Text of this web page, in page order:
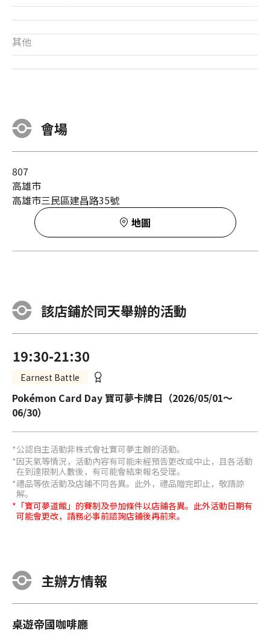
其他
會場
807
高雄市
高雄市三民區建昌路35號
地圖
該店鋪於同天舉辦的活動
19:30-21:30
Earnest Battle
Pokémon Card Day 寶可夢卡牌日（2026/05/01～
06/30）
公認自主活動非株式會社寶可夢主辦的活動。
因天氣等情況，活動內容有可能未經預告更改或中止，且各活動
在到達限制人數後，有可能會結束報名受理。
禮品等依活動及店鋪不同各異。此外，禮品贈完即止，敬請諒
解。
「寶可夢道館」的賽制及參加條件以店鋪各異。此外活動日期有
可能會更改，請務必事前諮詢店鋪後再前來。
主辦方情報
桌遊帝國咖啡廳